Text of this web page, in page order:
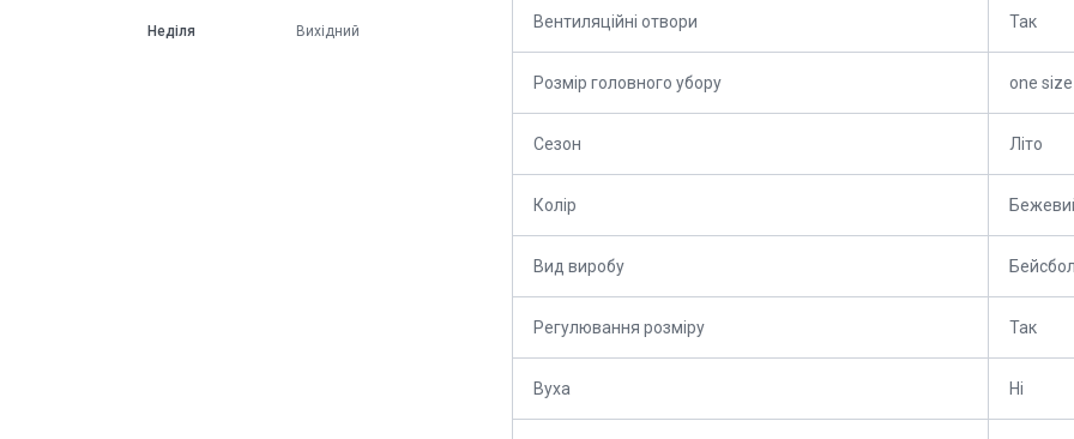
Вентиляційні отвори Так
Розмір головного убору one size
Сезон Літо
Колір
Вид виробу
Регулювання розміру Так
Вуха Ні
Неділя Вихідний